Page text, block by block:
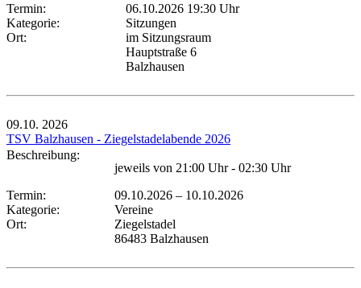
Termin:
06.10.2026 19:30 Uhr
Kategorie:
Sitzungen
Ort:
im Sitzungsraum
Hauptstraße 6
Balzhausen
09.10. 2026
TSV Balzhausen - Ziegelstadelabende 2026
Beschreibung:
jeweils von 21:00 Uhr - 02:30 Uhr
Termin:
09.10.2026 – 10.10.2026
Kategorie:
Vereine
Ort:
Ziegelstadel
86483 Balzhausen